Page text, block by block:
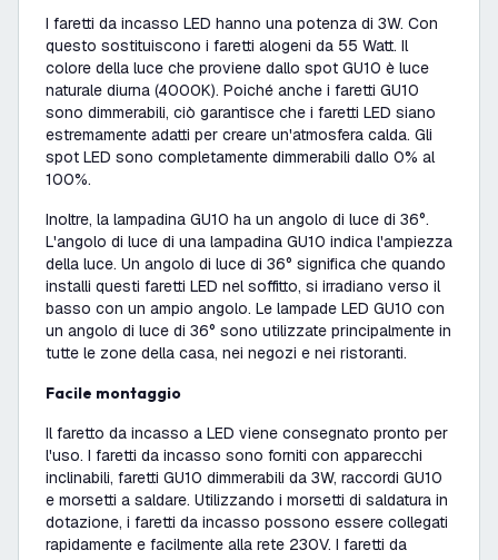
I faretti da incasso LED hanno una potenza di 3W. Con
questo sostituiscono i faretti alogeni da 55 Watt. Il
colore della luce che proviene dallo spot GU10 è luce
naturale diurna (4000K). Poiché anche i faretti GU10
sono dimmerabili, ciò garantisce che i faretti LED siano
estremamente adatti per creare un'atmosfera calda. Gli
spot LED sono completamente dimmerabili dallo 0% al
100%.
Inoltre, la lampadina GU10 ha un angolo di luce di 36°.
L'angolo di luce di una lampadina GU10 indica l'ampiezza
della luce. Un angolo di luce di 36° significa che quando
installi questi faretti LED nel soffitto, si irradiano verso il
basso con un ampio angolo. Le lampade LED GU10 con
un angolo di luce di 36° sono utilizzate principalmente in
tutte le zone della casa, nei negozi e nei ristoranti.
Facile montaggio
Il faretto da incasso a LED viene consegnato pronto per
l'uso. I faretti da incasso sono forniti con apparecchi
inclinabili, faretti GU10 dimmerabili da 3W, raccordi GU10
e morsetti a saldare. Utilizzando i morsetti di saldatura in
dotazione, i faretti da incasso possono essere collegati
rapidamente e facilmente alla rete 230V. I faretti da